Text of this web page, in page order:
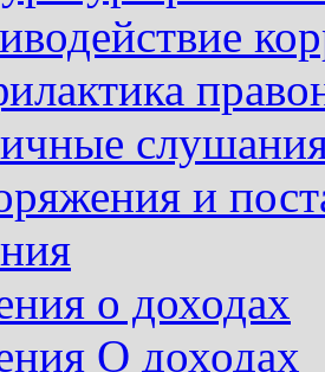
и
о доходах
О доходах